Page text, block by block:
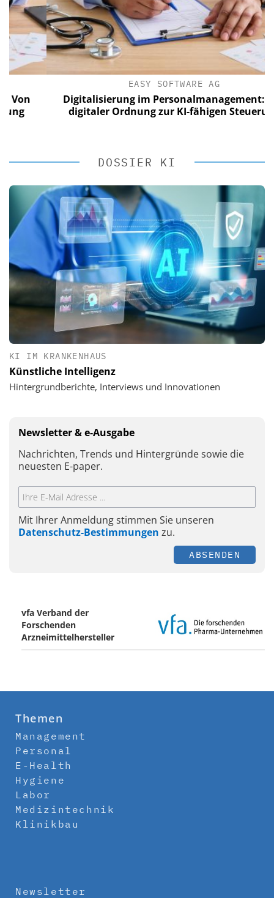
EASY SOFTWARE AG
Digitalisierung im Personalmanagement: Von
digitaler Ordnung zur KI-fähigen Steuerung
DOSSIER KI
KI IM KRANKENHAUS
Künstliche Intelligenz
Hintergrundberichte, Interviews und Innovationen
Newsletter & e-Ausgabe
Nachrichten, Trends und Hintergründe sowie die
neuesten E-paper.
Mit Ihrer Anmeldung stimmen Sie unseren
Datenschutz-Bestimmungen zu.
ABSENDEN
vfa Verband der
Forschenden
Arzneimittelhersteller
Themen
Management
Personal
E-Health
Hygiene
Labor
Medizintechnik
Klinikbau
Newsletter